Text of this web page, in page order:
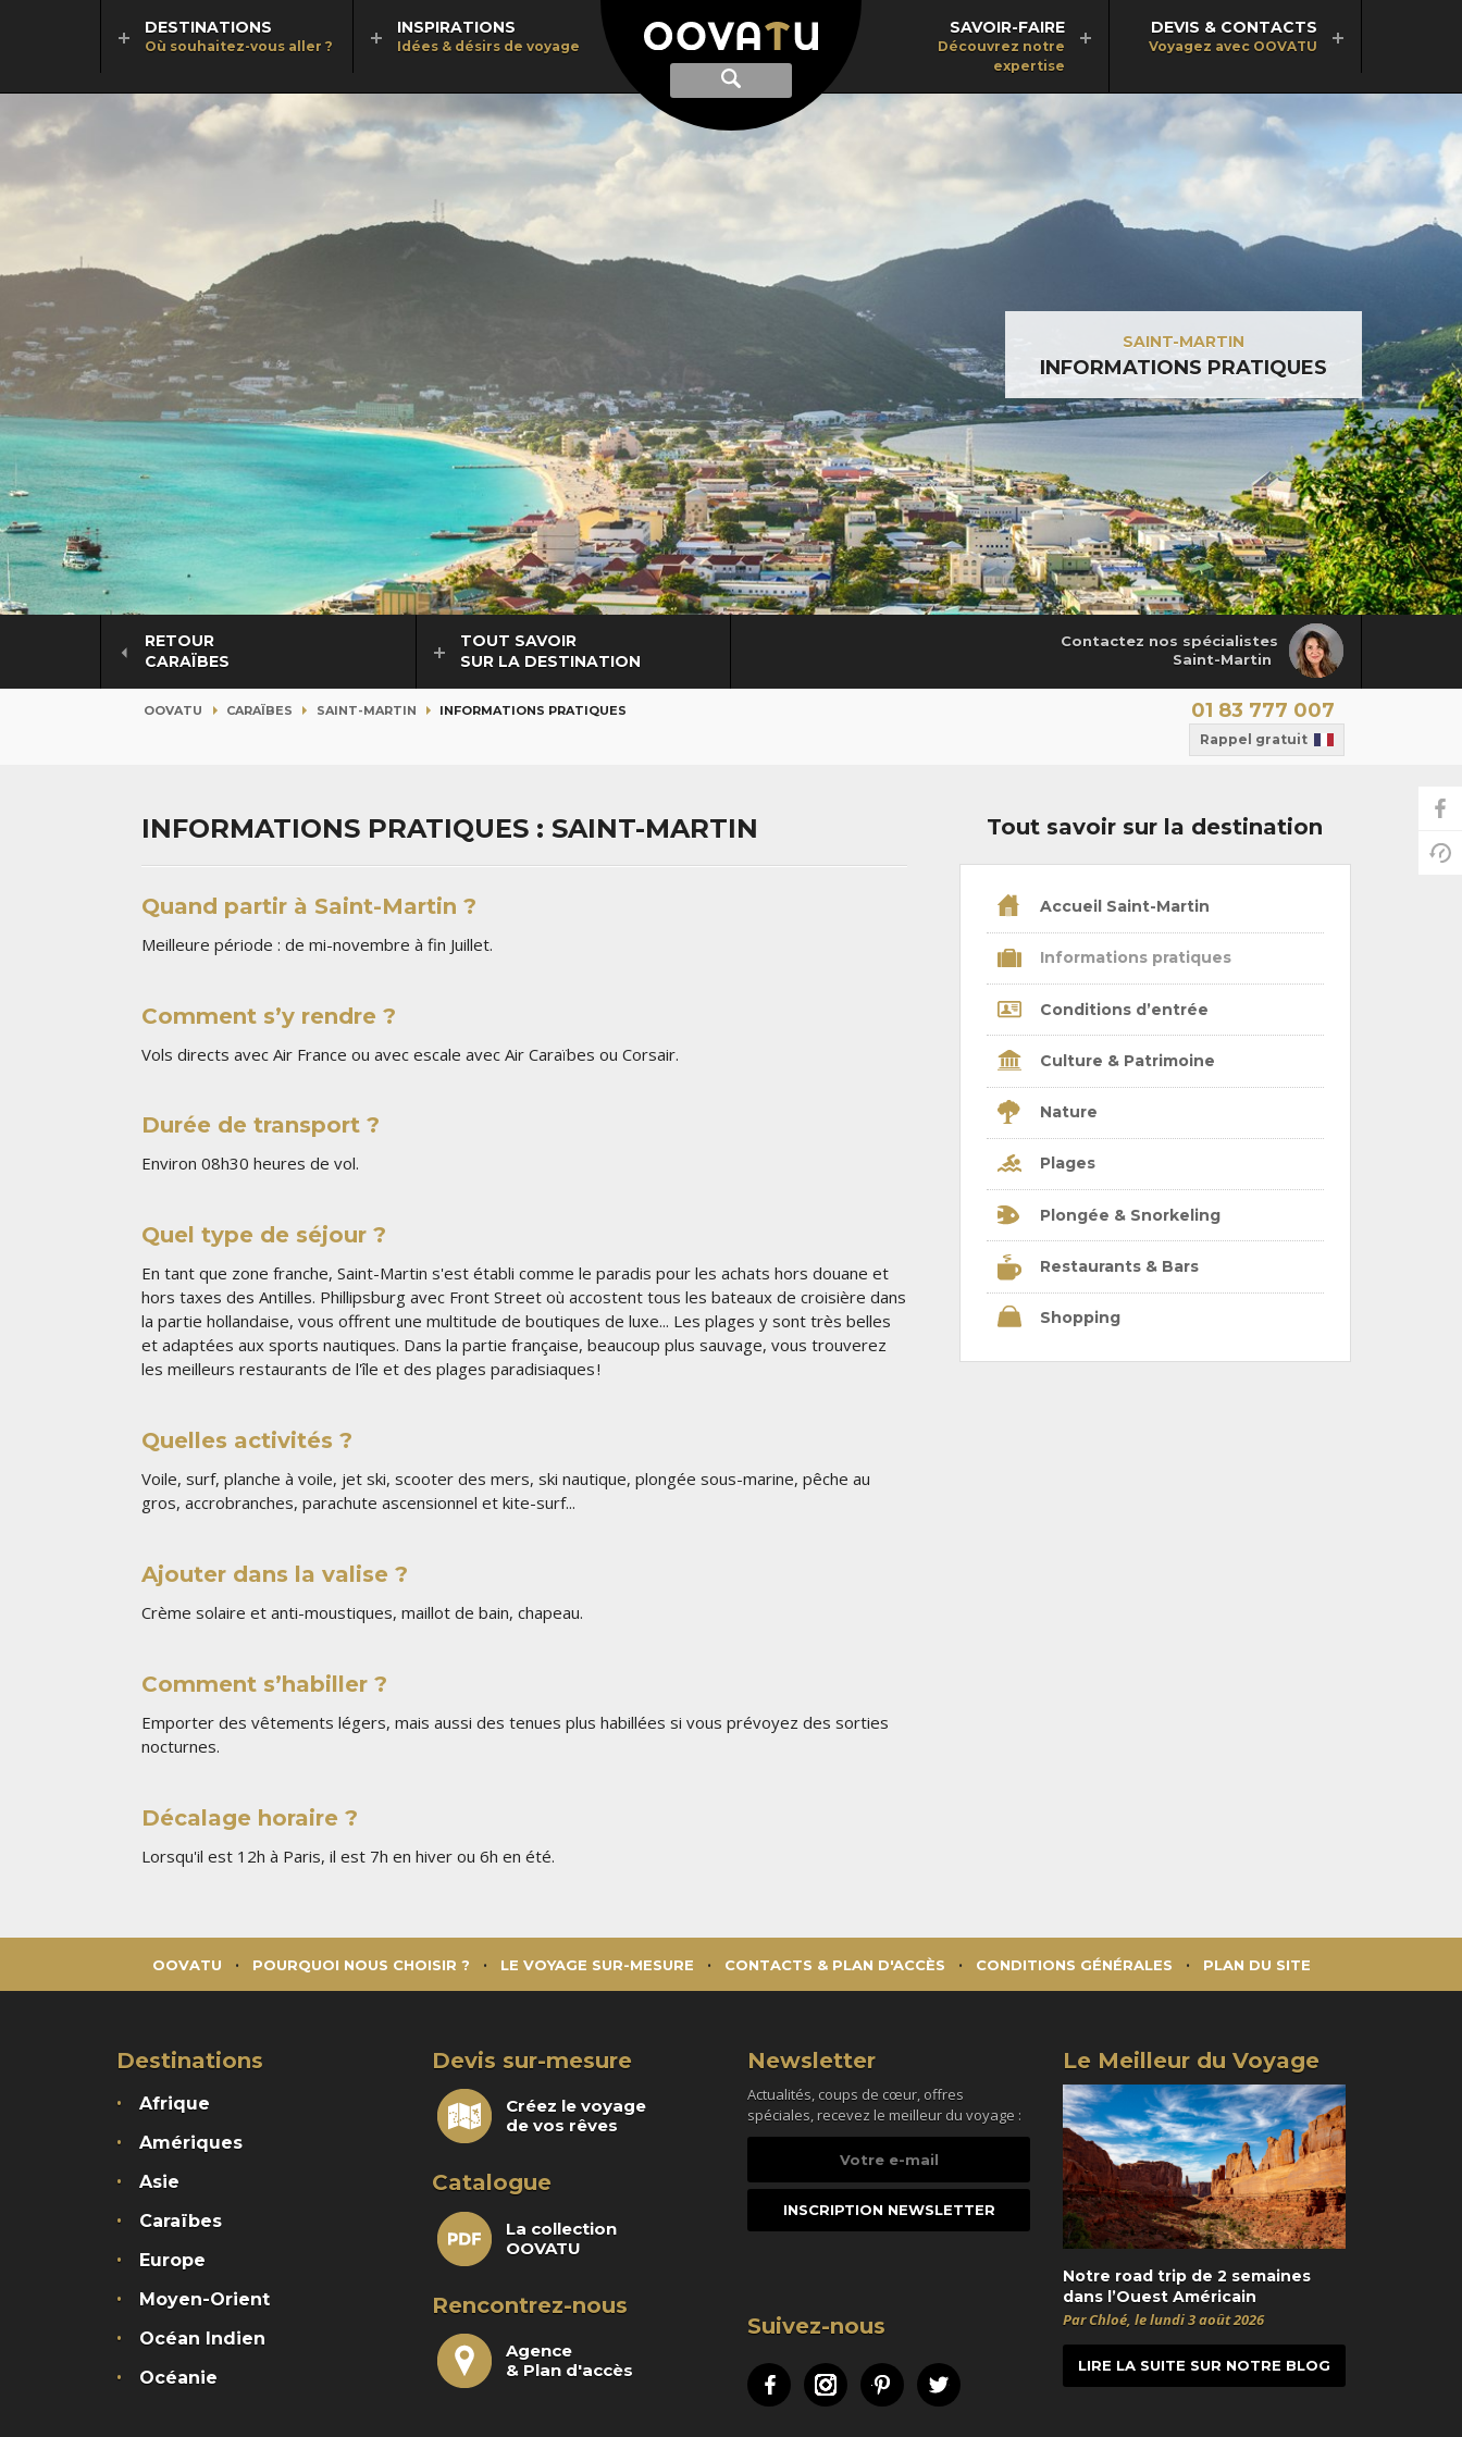
Afficher
recherche
Recherche
DESTINATIONS
Où souhaitez-vous aller ?
INSPIRATIONS
Idées & désirs de voyage
SAVOIR-FAIRE
Découvrez notre
expertise
DEVIS & CONTACTS
Voyagez avec OOVATU
SAINT-MARTIN
INFORMATIONS PRATIQUES
Contactez nos spécialistes
Saint-Martin
RETOUR
CARAÏBES
TOUT SAVOIR
SUR LA DESTINATION
OOVATU CARAÏBES SAINT-MARTIN INFORMATIONS PRATIQUES 01 83 777 007
Rappel gratuit
INFORMATIONS PRATIQUES : SAINT-MARTIN
Quand partir à Saint-Martin ?
Meilleure période : de mi-novembre à fin Juillet.
Comment s’y rendre ?
Vols directs avec Air France ou avec escale avec Air Caraïbes ou Corsair.
Durée de transport ?
Environ 08h30 heures de vol.
Quel type de séjour ?
En tant que zone franche, Saint-Martin s'est établi comme le paradis pour les achats hors douane et
hors taxes des Antilles. Phillipsburg avec Front Street où accostent tous les bateaux de croisière dans
la partie hollandaise, vous offrent une multitude de boutiques de luxe... Les plages y sont très belles
et adaptées aux sports nautiques. Dans la partie française, beaucoup plus sauvage, vous trouverez
les meilleurs restaurants de l'île et des plages paradisiaques !
Quelles activités ?
Voile, surf, planche à voile, jet ski, scooter des mers, ski nautique, plongée sous-marine, pêche au
gros, accrobranches, parachute ascensionnel et kite-surf...
Ajouter dans la valise ?
Crème solaire et anti-moustiques, maillot de bain, chapeau.
Comment s’habiller ?
Emporter des vêtements légers, mais aussi des tenues plus habillées si vous prévoyez des sorties
nocturnes.
Décalage horaire ?
Lorsqu'il est 12h à Paris, il est 7h en hiver ou 6h en été.
Tout savoir sur la destination
Accueil Saint-Martin
Informations pratiques
Conditions d’entrée
Culture & Patrimoine
Nature
Plages
Plongée & Snorkeling
Restaurants & Bars
Shopping
OOVATU POURQUOI NOUS CHOISIR ? LE VOYAGE SUR-MESURE CONTACTS & PLAN D'ACCÈS CONDITIONS GÉNÉRALES PLAN DU SITE
Destinations
Afrique
Amériques
Asie
Caraïbes
Europe
Moyen-Orient
Océan Indien
Océanie
Devis sur-mesure
Créez le voyage
de vos rêves
Catalogue
La collection
OOVATU
Rencontrez-nous
Agence
& Plan d'accès
Newsletter
Actualités, coups de cœur, offres
spéciales, recevez le meilleur du voyage :
Suivez-nous
FacebookInstagramPinterestTwitter
Le Meilleur du Voyage
Notre road trip de 2 semaines
dans l’Ouest Américain
Par Chloé, le lundi 3 août 2026
LIRE LA SUITE SUR NOTRE BLOG